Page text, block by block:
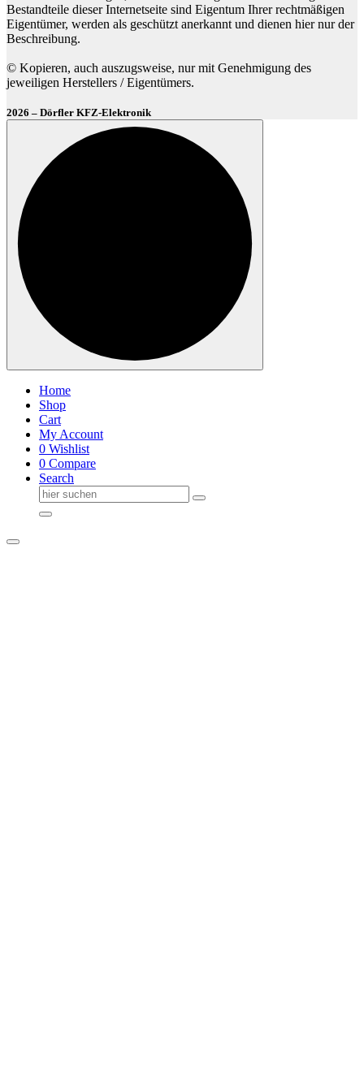
Bestandteile dieser Internetseite sind Eigentum Ihrer rechtmäßigen
Eigentümer, werden als geschützt anerkannt und dienen hier nur der
Beschreibung.
© Kopieren, auch auszugsweise, nur mit Genehmigung des
jeweiligen Herstellers / Eigentümers.
2026 – Dörfler KFZ-Elektronik
Home
Shop
Cart
My Account
0 Wishlist
0 Compare
Search
Suche
nach: